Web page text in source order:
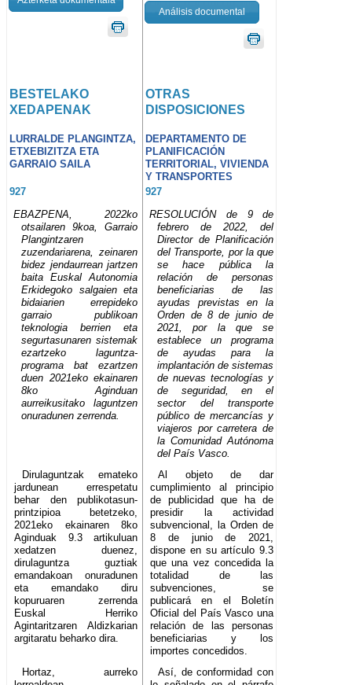
Análisis documental
BESTELAKO
XEDAPENAK
OTRAS
DISPOSICIONES
LURRALDE PLANGINTZA,
ETXEBIZITZA ETA
GARRAIO SAILA
DEPARTAMENTO DE
PLANIFICACIÓN
TERRITORIAL, VIVIENDA
Y TRANSPORTES
927
927
EBAZPENA, 2022ko
otsailaren 9koa, Garraio
Plangintzaren
zuzendariarena, zeinaren
bidez jendaurrean jartzen
baita Euskal Autonomia
Erkidegoko salgaien eta
bidaiarien errepideko
garraio publikoan
teknologia berrien eta
segurtasunaren sistemak
ezartzeko laguntza-
programa bat ezartzen
duen 2021eko ekainaren
8ko Aginduan
aurreikusitako laguntzen
onuradunen zerrenda.
RESOLUCIÓN de 9 de
febrero de 2022, del
Director de Planificación
del Transporte, por la que
se hace pública la
relación de personas
beneficiarias de las
ayudas previstas en la
Orden de 8 de junio de
2021, por la que se
establece un programa
de ayudas para la
implantación de sistemas
de nuevas tecnologías y
de seguridad, en el
sector del transporte
público de mercancías y
viajeros por carretera de
la Comunidad Autónoma
del País Vasco.
Dirulaguntzak emateko
jardunean errespetatu
behar den publikotasun-
printzipioa betetzeko,
2021eko ekainaren 8ko
Aginduak 9.3 artikuluan
xedatzen duenez,
dirulaguntza guztiak
emandakoan onuradunen
eta emandako diru
kopuruaren zerrenda
Euskal Herriko
Agintaritzaren Aldizkarian
argitaratu beharko dira.
Al objeto de dar
cumplimiento al principio
de publicidad que ha de
presidir la actividad
subvencional, la Orden de
8 de junio de 2021,
dispone en su artículo 9.3
que una vez concedida la
totalidad de las
subvenciones, se
publicará en el Boletín
Oficial del País Vasco una
relación de las personas
beneficiarias y los
importes concedidos.
Hortaz, aurreko
Así, de conformidad con